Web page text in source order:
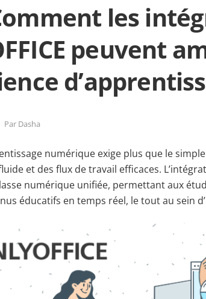
les
peuvent
Par Dasha
numérique exige plus que le
et des flux de travail efficaces.
numérique unifiée, permettant aux
éducatifs en temps réel, le tout au sein